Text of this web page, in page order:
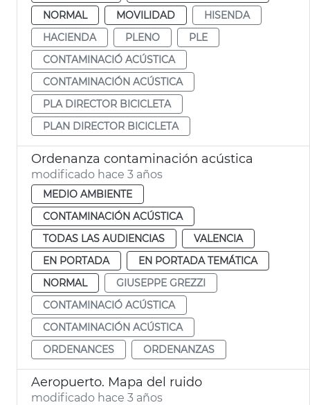
NORMAL
MOVILIDAD
HISENDA
HACIENDA
PLENO
PLE
CONTAMINACIÓ ACÚSTICA
CONTAMINACIÓN ACÚSTICA
PLA DIRECTOR BICICLETA
PLAN DIRECTOR BICICLETA
Ordenanza contaminación acústica
modificado hace 3 años
MEDIO AMBIENTE
CONTAMINACIÓN ACÚSTICA
TODAS LAS AUDIENCIAS
VALENCIA
EN PORTADA
EN PORTADA TEMÁTICA
NORMAL
GIUSEPPE GREZZI
CONTAMINACIÓ ACÚSTICA
CONTAMINACIÓN ACÚSTICA
ORDENANCES
ORDENANZAS
Aeropuerto. Mapa del ruido
modificado hace 3 años